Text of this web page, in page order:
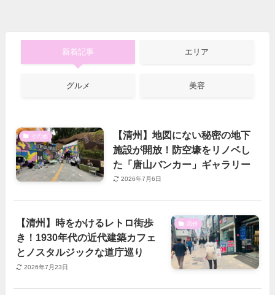
新着記事 エリア
グルメ 美容
その他
【清州】地図にない秘密の地下
施設が開放！防空壕をリノベし
た「唐山バンカー」ギャラリー
2026年7月6日
清州
【清州】時をかけるレトロ街歩
き！1930年代の近代建築カフェ
とノスタルジックな道庁巡り
2026年7月23日